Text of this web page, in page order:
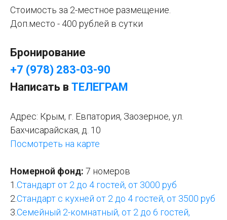
Стоимость за 2-местное размещение.
Доп.место - 400 рублей в сутки
Бронирование
+7 (978) 283-03-90
Написать в ТЕЛЕГРАМ
Адрес: Крым, г. Евпатория, Заозерное, ул.
Бахчисарайская, д. 10
Посмотреть на карте
Номерной фонд: 7 номеров
1.Стандарт от 2 до 4 гостей, от 3000 руб
2.Стандарт с кухней от 2 до 4 гостей, от 3500 руб
3.Семейный 2-комнатный, от 2 до 6 гостей,